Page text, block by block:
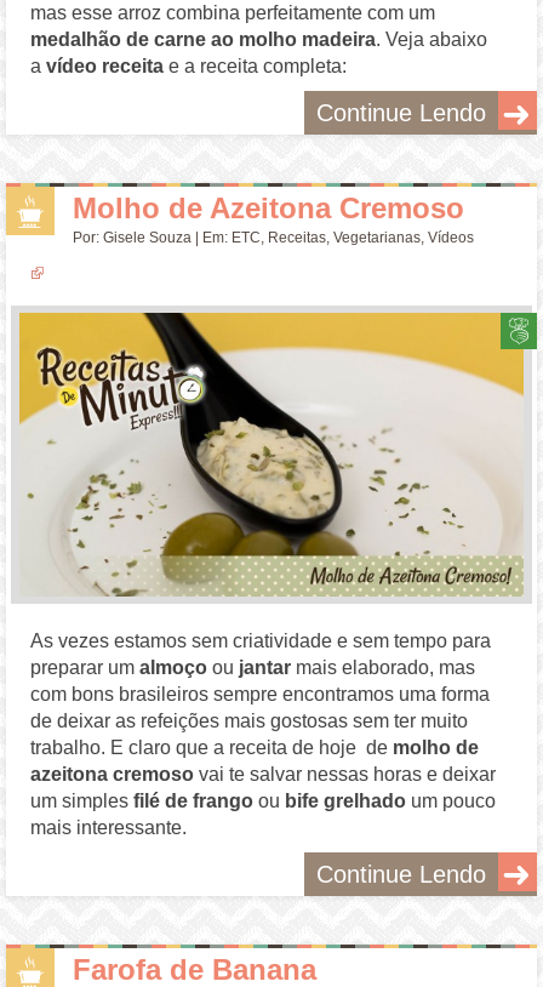
mas esse arroz combina perfeitamente com um
medalhão de carne ao molho madeira. Veja abaixo
avídeo receita e a receita completa:
Continue Lendo
Molho de Azeitona Cremoso
Por:Gisele Souza | Em: ETC, Receitas,Vegetarianas,Vídeos
As vezes estamos sem criatividade e sem tempo para
preparar um almoço ou jantar mais elaborado, mas
com bons brasileiros sempre encontramos uma forma
de deixar as refeições mais gostosas sem ter muito
trabalho. E claro que a receita de hoje de molho de
azeitona cremosovai te salvar nessas horas e deixar
um simples filé de frango ou bife grelhado um pouco
mais interessante.
Continue Lendo
Farofa de Banana